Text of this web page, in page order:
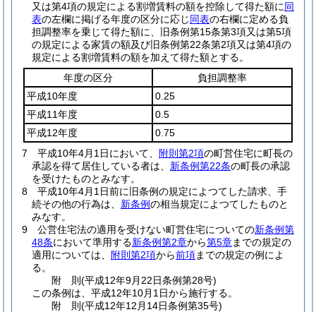
又は第4項の規定による割増賃料の額を控除して得た額に同
表の左欄に掲げる年度の区分に応じ同表の右欄に定める負
担調整率を乗じて得た額に、旧条例第15条第3項又は第5項
の規定による家賃の額及び旧条例第22条第2項又は第4項の
規定による割増賃料の額を加えて得た額とする。
年度の区分
負担調整率
平成10年度
0.25
平成11年度
0.5
平成12年度
0.75
7
平成10年4月1日において、 附則第2項の町営住宅に町長の
承認を得て居住している者は、 新条例第22条の町長の承認
を受けたものとみなす。
8
平成10年4月1日前に旧条例の規定によつてした請求、手
続その他の行為は、 新条例の相当規定によつてしたものと
みなす。
9
公営住宅法の適用を受けない町営住宅についての新条例第
48条において準用する新条例第2章から第5章までの規定の
適用については、
附則第2項から前項までの規定の例によ
る。
附 則(平成12年9月22日条例第28号)
この条例は、平成12年10月1日から施行する。
附 則(平成12年12月14日条例第35号)